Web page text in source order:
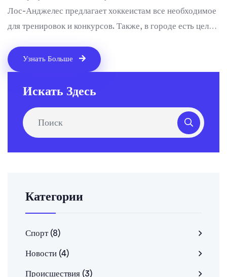
Лос-Анджелес предлагает хоккеистам все необходимое
для тренировок и конкурсов. Также, в городе есть целый
тренироваться и играть в хоккей. В общем, Лос-
Анджелес является одним из самых больших городов
хоккея.
Узнать Больше
Искать Здесь
Категории
Спорт (8)
Новости (4)
Происшествия (3)